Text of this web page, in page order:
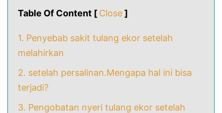
Table Of Content [ Close]
1. Penyebab sakit tulang ekor setelah
melahirkan
2. setelah persalinan.Mengapa hal ini bisa
terjadi?
3. Pengobatan nyeri tulang ekor setelah